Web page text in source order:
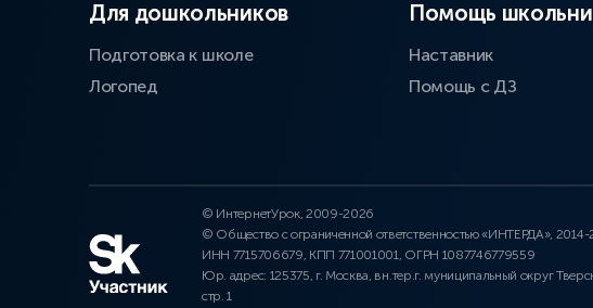
Для дошкольников
Подготовка к школе
Логопед
Помощь
Наставник
Помощь с ДЗ
© ИнтернетУрок, 2009-2026
© Общество с ограниченной ответственностью «ИНТЕРДА»,
ИНН 7715706679, КПП 771001001, ОГРН 1087746779559
Юр. адрес: 125375, г. Москва, вн.тер.г. муниципальный округ
стр. 1